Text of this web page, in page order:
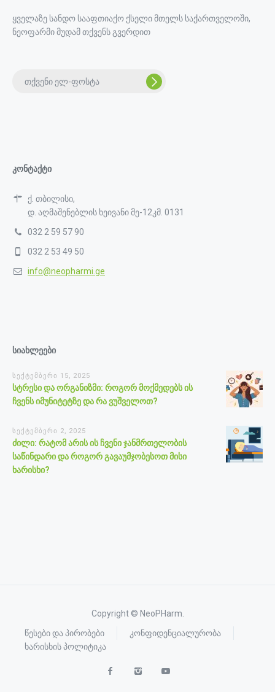
ყველაზე სანდო სააფთიაქო ქსელი მთელს საქართველოში,
ნეოფარმი მუდამ თქვენს გვერდით
კონტაქტი
ქ. თბილისი,
დ. აღმაშენებლის ხეივანი მე-12კმ. 0131
032 2 59 57 90
032 2 53 49 50
info@neopharmi.ge
სიახლეები
სექტემბერი 15, 2025
სტრესი და ორგანიზმი: როგორ მოქმედებს ის
ჩვენს იმუნიტეტზე და რა ვუშველოთ?
სექტემბერი 2, 2025
ძილი: რატომ არის ის ჩვენი ჯანმრთელობის
საწინდარი და როგორ გავაუმჯობესოთ მისი
ხარისხი?
Copyright © NeoPHarm.
წესები და პირობები
კონფიდენციალურობა
ხარისხის პოლიტიკა